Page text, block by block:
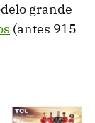
grande
(antes 915